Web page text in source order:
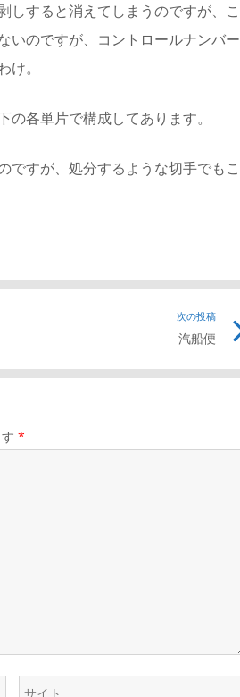
しすると消えてしまうのですが、こ
いのですが、コントロールナンバー
。
各単片で構成してあります。
ですが、処分するような切手でもこ
次の投稿
汽船便
*
ウ